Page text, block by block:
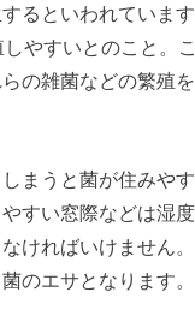
るといわれていま
やすいとのこと。
の雑菌などの繁殖
まうと菌が住みや
すい窓際などは湿
ければいけません
のエサとなります。